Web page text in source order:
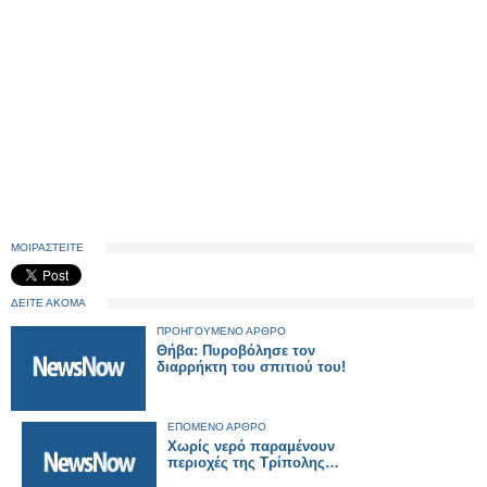
ΜΟΙΡΑΣΤΕΙΤΕ
ΔΕΙΤΕ ΑΚΟΜΑ
ΠΡΟΗΓΟΥΜΕΝΟ ΑΡΘΡΟ
Θήβα: Πυροβόλησε τον
διαρρήκτη του σπιτιού του!
ΕΠΟΜΕΝΟ ΑΡΘΡΟ
Χωρίς νερό παραμένουν
περιοχές της Τρίπολης…